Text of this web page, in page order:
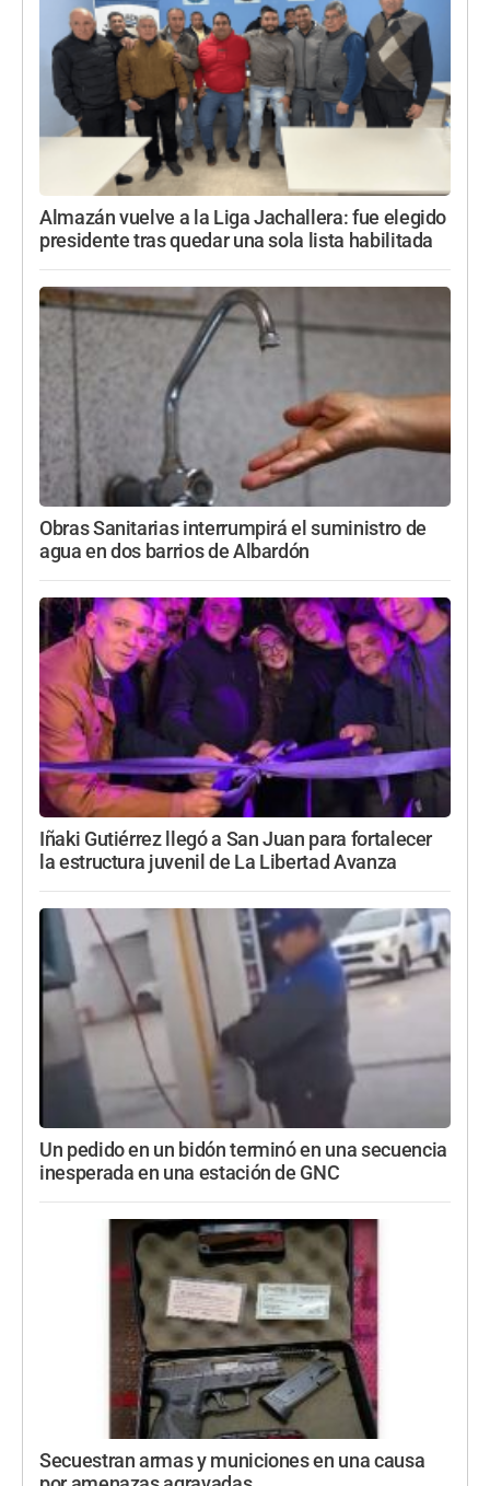
Almazán vuelve a la Liga Jachallera: fue elegido
presidente tras quedar una sola lista habilitada
Obras Sanitarias interrumpirá el suministro de
agua en dos barrios de Albardón
Iñaki Gutiérrez llegó a San Juan para fortalecer
la estructura juvenil de La Libertad Avanza
Un pedido en un bidón terminó en una secuencia
inesperada en una estación de GNC
Secuestran armas y municiones en una causa